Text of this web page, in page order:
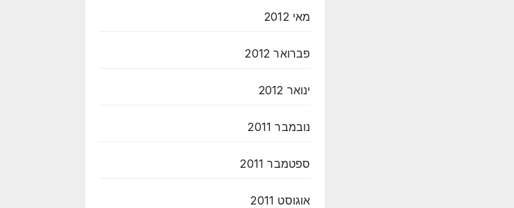
מאי 2012
פברואר 2012
ינואר 2012
נובמבר 2011
ספטמבר 2011
אוגוסט 2011